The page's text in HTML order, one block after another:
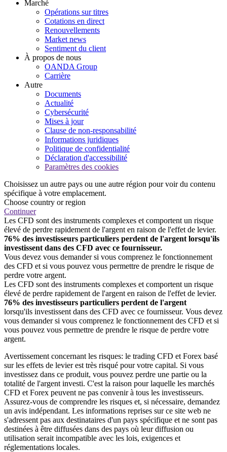
Marché
Opérations sur titres
Cotations en direct
Renouvellements
Market news
Sentiment du client
À propos de nous
OANDA Group
Carrière
Autre
Documents
Actualité
Cybersécurité
Mises à jour
Clause de non-responsabilité
Informations juridiques
Politique de confidentialité
Déclaration d'accessibilité
Paramètres des cookies
Choisissez un autre pays ou une autre région pour voir du contenu
spécifique à votre emplacement.
Choose country or region
Continuer
Les CFD sont des instruments complexes et comportent un risque
élevé de perdre rapidement de l'argent en raison de l'effet de levier.
76% des investisseurs particuliers perdent de l'argent lorsqu'ils
investissent dans des CFD avec ce fournisseur.
Vous devez vous demander si vous comprenez le fonctionnement
des CFD et si vous pouvez vous permettre de prendre le risque de
perdre votre argent.
Les CFD sont des instruments complexes et comportent un risque
élevé de perdre rapidement de l'argent en raison de l'effet de levier.
76% des investisseurs particuliers perdent de l'argent
lorsqu'ils investissent dans des CFD avec ce fournisseur. Vous devez
vous demander si vous comprenez le fonctionnement des CFD et si
vous pouvez vous permettre de prendre le risque de perdre votre
argent.
Avertissement concernant les risques: le trading CFD et Forex basé
sur les effets de levier est très risqué pour votre capital. Si vous
investissez dans ce produit, vous pouvez perdre une partie ou la
totalité de l'argent investi. C'est la raison pour laquelle les marchés
CFD et Forex peuvent ne pas convenir à tous les investisseurs.
Assurez-vous de comprendre les risques et, si nécessaire, demandez
un avis indépendant. Les informations reprises sur ce site web ne
s'adressent pas aux destinataires d'un pays spécifique et ne sont pas
destinées à être diffusées dans des pays où leur diffusion ou
utilisation serait incompatible avec les lois, exigences et
réglementations locales.